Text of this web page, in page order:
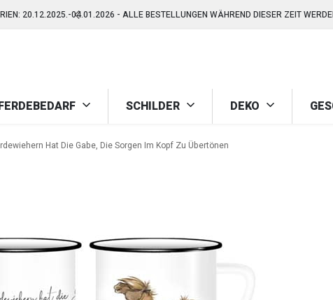
20.12.2025.-04.01.2026 - ALLE BESTELLUNGEN WÄHREND DIESER ZEIT
SCHILDER DEKO
Hat Die Gabe, Die Sorgen Im Kopf Zu Übertönen